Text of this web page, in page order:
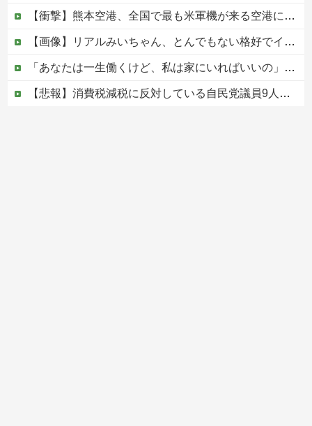
【衝撃】熊本空港、全国で最も米軍機が来る空港になっていた
【画像】リアルみいちゃん、とんでもない格好でイベント出演するwwwwwwwwww
「あなたは一生働くけど、私は家にいればいいの」毎日言われた20歳がついに返した一言…
【悲報】消費税減税に反対している自民党議員9人が判明ｗｗｗｗｗｗ